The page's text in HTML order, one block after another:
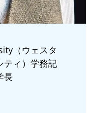
（ウェスタ
ティ）学務記
長